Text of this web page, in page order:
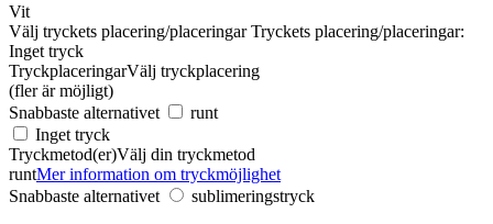
Vit
Välj tryckets placering/placeringar Tryckets placering/placeringar:
Inget tryck
TryckplaceringarVälj tryckplacering
(fler är möjligt)
Snabbaste alternativet
runt
Inget tryck
Tryckmetod(er)Välj din tryckmetod
runtMer information om tryckmöjlighet
Snabbaste alternativet
sublimeringstryck